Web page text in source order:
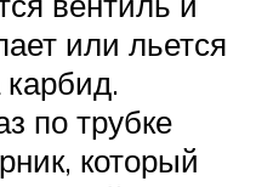
или льется
карбид.
по трубке
который